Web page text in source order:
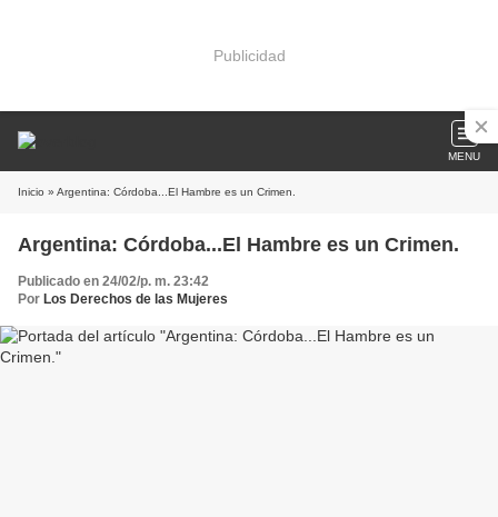
Publicidad
MENU
Inicio » Argentina: Córdoba...El Hambre es un Crimen.
Argentina: Córdoba...El Hambre es un Crimen.
Publicado en 24/02/p. m. 23:42
Por Los Derechos de las Mujeres